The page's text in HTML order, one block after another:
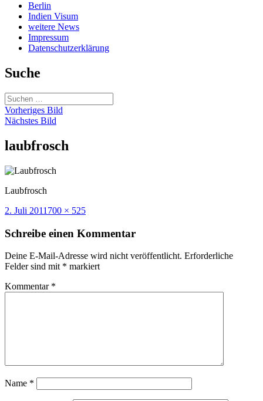
Berlin
Indien Visum
weitere News
Impressum
Datenschutzerklärung
Suche
Suchen
nach:
Vorheriges Bild
Nächstes Bild
laubfrosch
Laubfrosch
Veröffentlicht
2. Juli 2011 Volle
700 × 525
Schreibe einen Kommentar
Deine E-Mail-Adresse wird nicht veröffentlicht. Erforderliche
Felder sind mit * markiert
Kommentar *
Name *